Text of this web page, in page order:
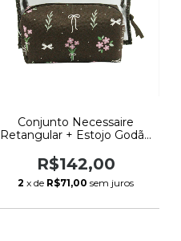
Conjunto Necessaire
Retangular + Estojo Godão
R$142,00
2 x de R$71,00 sem juros